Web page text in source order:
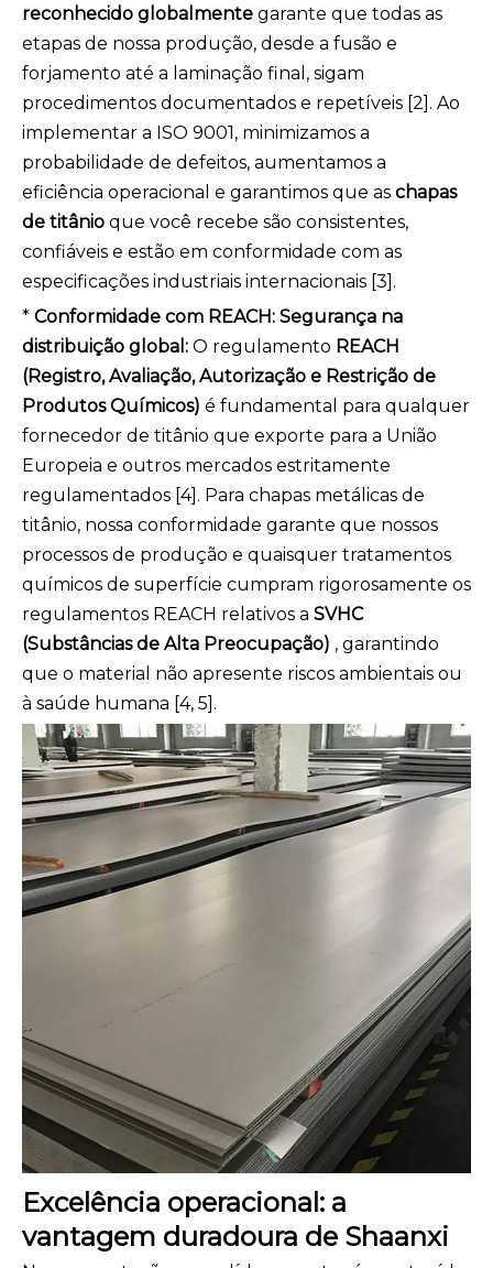
reconhecido globalmente garante que todas as
etapas de nossa produção, desde a fusão e
forjamento até a laminação final, sigam
procedimentos documentados e repetíveis [2]. Ao
implementar a ISO 9001, minimizamos a
probabilidade de defeitos, aumentamos a
eficiência operacional e garantimos que as chapas
de titânio que você recebe são consistentes,
confiáveis ​​e estão em conformidade com as
especificações industriais internacionais [3].
* Conformidade com REACH: Segurança na
distribuição global: O regulamento REACH
(Registro, Avaliação, Autorização e Restrição de
Produtos Químicos) é fundamental para qualquer
fornecedor de titânio que exporte para a União
Europeia e outros mercados estritamente
regulamentados [4]. Para chapas metálicas de
titânio, nossa conformidade garante que nossos
processos de produção e quaisquer tratamentos
químicos de superfície cumpram rigorosamente os
regulamentos REACH relativos a SVHC
(Substâncias de Alta Preocupação) , garantindo
que o material não apresente riscos ambientais ou
à saúde humana [4, 5].
Excelência operacional: a
vantagem duradoura de Shaanxi